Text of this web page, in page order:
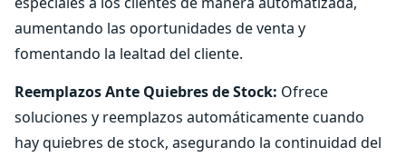
aumentando las oportunidades de venta y
fomentando la lealtad del cliente.
Reemplazos Ante Quiebres de Stock: Ofrece
soluciones y reemplazos automáticamente cuando
hay quiebres de stock, asegurando la continuidad del